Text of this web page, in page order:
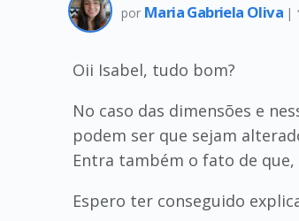
por Maria Gabriela Oliva |
Oii Isabel, tudo bom?
No caso das dimensões e
podem ser que sejam
Entra também o fato de
Espero ter conseguido